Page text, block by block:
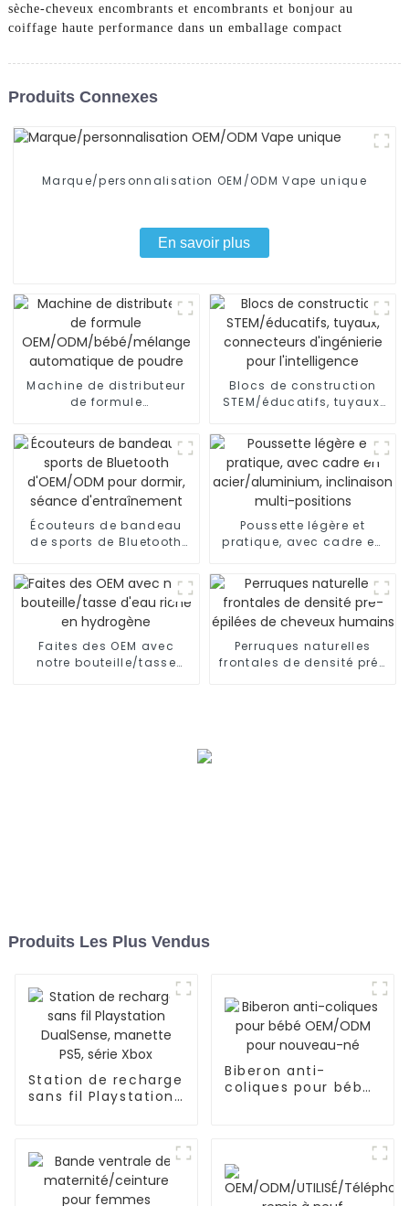
sèche-cheveux encombrants et encombrants et bonjour au
coiffage haute performance dans un emballage compact
Produits Connexes
Marque/personnalisation OEM/ODM Vape unique
En savoir plus
Machine de distributeur
de formule
automatique de poudre
Blocs de construction
STEM/éducatifs, tuyaux,
pour l'intelligence
Écouteurs de bandeau
de sports de Bluetooth
séance d'entraînement
Poussette légère et
pratique, avec cadre en
inclinaison multi-
positions
Faites des OEM avec
notre bouteille/tasse
Perruques naturelles
frontales de densité pré-
Produits Les Plus Vendus
Station de recharge
sans fil Playstation
Biberon anti-
coliques pour bébé